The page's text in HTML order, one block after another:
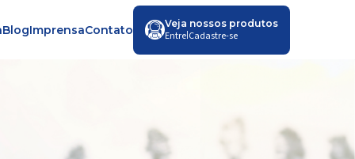
BlogImprensaContato Veja nossos produtos
Entre|Cadastre-se